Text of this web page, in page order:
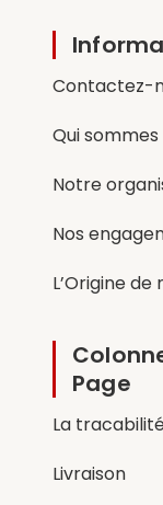
Contactez-
Qui sommes
Notre
Nos
L’Origine de
Page
La
Livraison